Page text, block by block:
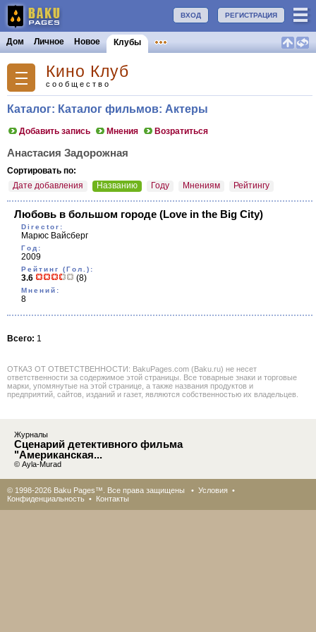
РЕГИСТРАЦИЯ
ВХОД
Дом Личное Новое Клубы
Кино Клуб
сообщество
Каталог: Каталог фильмов: Актеры
Добавить запись Мнения Возратиться
Анастасия Задорожная
Сортировать по:
Дате добавления
Названию Году Мнениям Рейтингу
Любовь в большом городе (Love in the Big City)
Director:
Марюс Вайсберг
Год:
2009
Рейтинг (Гол.):
3.6 (8)
Мнений:
8
Всего: 1
ОТКАЗ ОТ ОТВЕТСТВЕННОСТИ: BakuPages.com (Baku.ru) не несет
ответственности за содержимое этой страницы. Все товарные знаки и торговые
марки, упомянутые на этой странице, а также названия продуктов и
предприятий, сайтов, изданий и газет, являются собственностью их владельцев.
Журналы
Сценарий детективного фильма
"Американская...
© Ayla-Murad
© 1998-2026 Baku Pages™. Все права защищены • Условия •
Конфиденциальность • Контакты